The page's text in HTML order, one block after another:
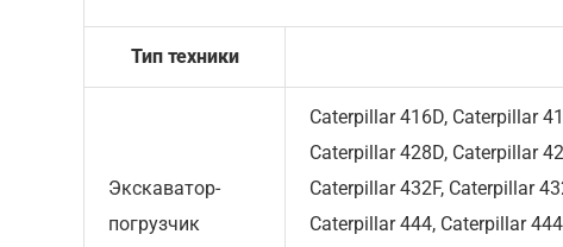
Тип техники
Экскаватор-
погрузчик
Caterpillar 416D, Caterpillar
Caterpillar 428D, Caterpillar
Caterpillar 432F, Caterpillar
Caterpillar 444, Caterpillar